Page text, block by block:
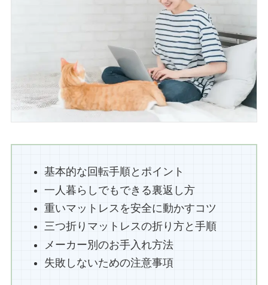
基本的な回転手順とポイント
一人暮らしでもできる裏返し方
重いマットレスを安全に動かすコツ
三つ折りマットレスの折り方と手順
メーカー別のお手入れ方法
失敗しないための注意事項